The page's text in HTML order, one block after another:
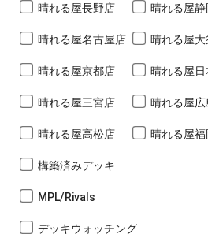
晴れる屋長野店 晴れる屋静
晴れる屋名古屋店 晴れる屋大
晴れる屋京都店 晴れる屋
晴れる屋三宮店 晴れる屋広
晴れる屋高松店 晴れる屋福
構築済みデッキ
MPL/Rivals
デッキウォッチング